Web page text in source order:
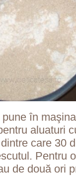
în
aluaturi
care 30
Pentru
de două ori